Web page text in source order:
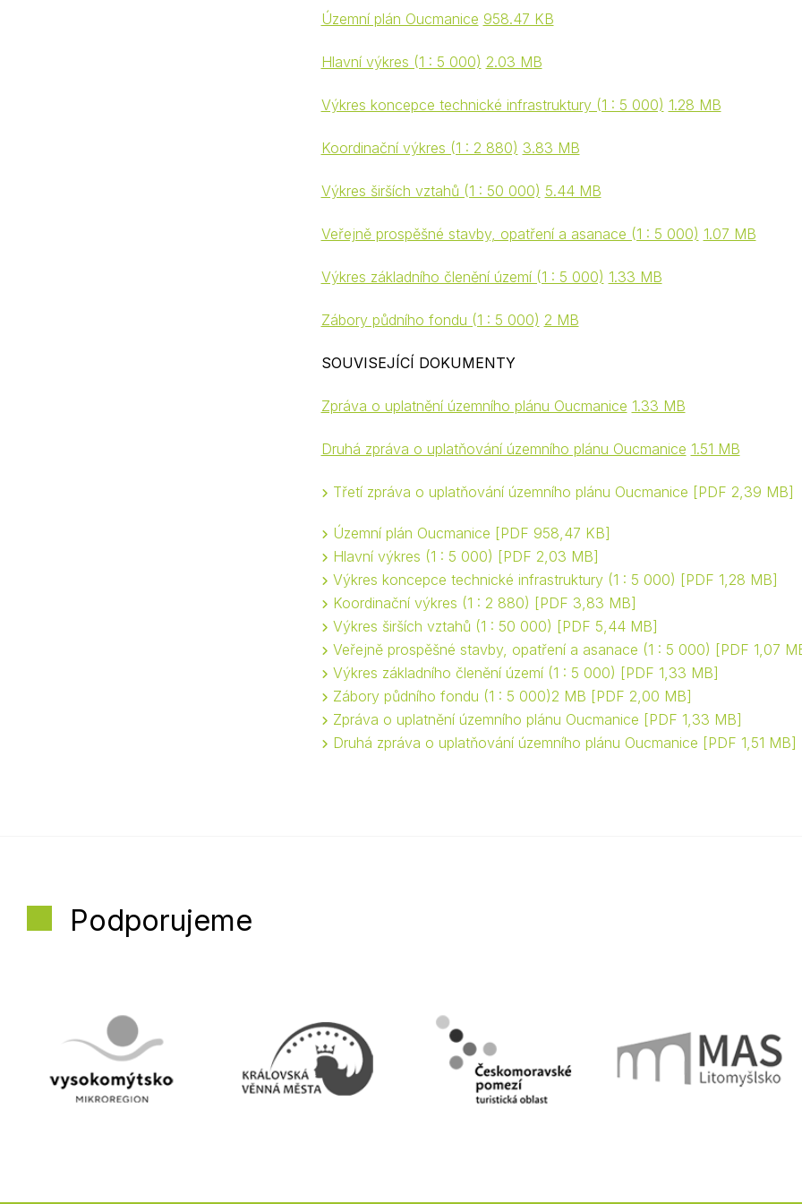
Územní plán Oucmanice 958.47 KB
Hlavní výkres (1 : 5 000) 2.03 MB
Výkres koncepce technické infrastruktury (1 : 5 000) 1.28 MB
Koordinační výkres (1 : 2 880) 3.83 MB
Výkres širších vztahů (1 : 50 000) 5.44 MB
Veřejně prospěšné stavby, opatření a asanace (1 : 5 000) 1.07 MB
Výkres základního členění území (1 : 5 000) 1.33 MB
Zábory půdního fondu (1 : 5 000) 2 MB
SOUVISEJÍCÍ DOKUMENTY
Zpráva o uplatnění územního plánu Oucmanice 1.33 MB
Druhá zpráva o uplatňování územního plánu Oucmanice 1.51 MB
Třetí zpráva o uplatňování územního plánu Oucmanice PDF 2,39 MB
Územní plán Oucmanice
PDF 958,47 KB
Hlavní výkres (1 : 5 000)
PDF 2,03 MB
Výkres koncepce technické infrastruktury (1 : 5 000)
PDF 1,28 MB
Koordinační výkres (1 : 2 880)
PDF 3,83 MB
Výkres širších vztahů (1 : 50 000)
PDF 5,44 MB
Veřejně prospěšné stavby, opatření a asanace (1 : 5 000)
PDF 1,07
Výkres základního členění území (1 : 5 000)
PDF 1,33 MB
Zábory půdního fondu (1 : 5 000)2 MB
PDF 2,00 MB
Zpráva o uplatnění územního plánu Oucmanice
PDF 1,33 MB
Druhá zpráva o uplatňování územního plánu Oucmanice
PDF 1,51 MB
Podporujeme